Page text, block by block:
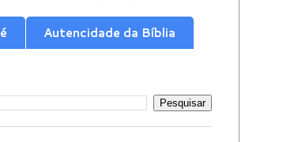
Autencidade da Bíblia